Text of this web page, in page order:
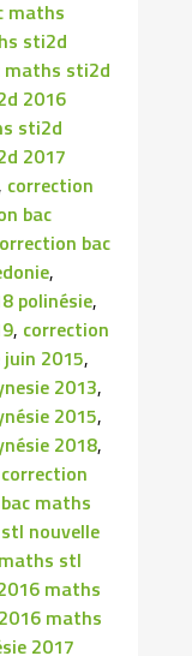
maths
sti2d
maths sti2d
2016
sti2d
2017
correction
bac
bac
,
polinésie,
, correction
2015,
2013,
2015,
2018,
correction
maths
nouvelle
stl
maths
maths
2017